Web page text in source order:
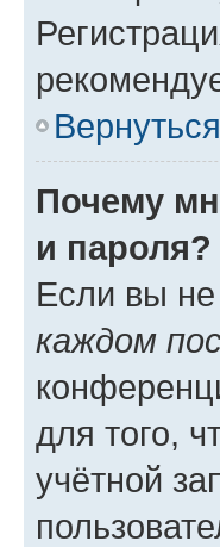
Почему
и пароля?
Если вы
каждом
для того,
учётной